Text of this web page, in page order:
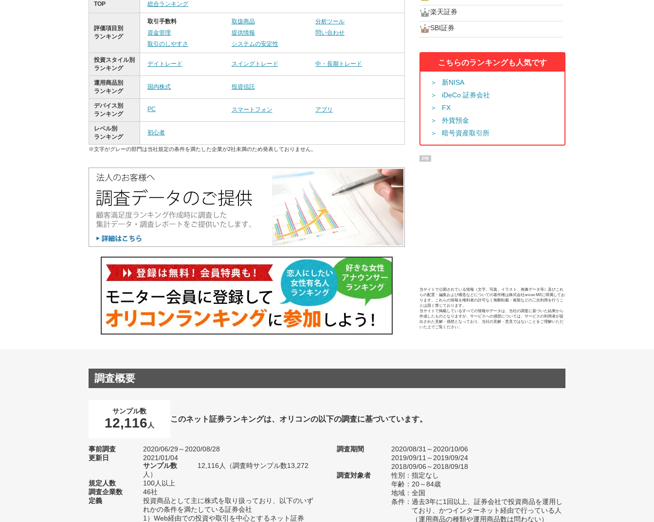
TOP 総合ランキング
評価項目別
ランキング
取引手数料 取扱商品
分析ツール
資金管理
提供情報
問い合わせ
取引のしやすさ
システムの安定性
投資スタイル別
ランキング
デイトレード スイングトレード 中・長期トレード
運用商品別
ランキング
国内株式 投資信託
デバイス別
ランキング
PC スマートフォン アプリ
レベル別
ランキング
初心者
※文字がグレーの部門は当社規定の条件を満たした企業が2社未満のため発表しておりません。
楽天証券
SBI証券
こちらのランキングも人気です
新NISA
iDeCo 証券会社
FX
外貨預金
暗号資産取引所
PR
当サイトで公開されている情報（文字、写真、イラスト、画像データ等）及びこれ
らの配置・編集および構造などについての著作権は株式会社oricon MEに帰属してお
ります。これらの情報を権利者の許可なく無断転載・複製などの二次利用を行うこ
とは固く禁じております。
当サイトで掲載しているすべての情報やデータは、当社の調査に基づいた結果から
作成したものとなりますが、サービスへの感想については、サービスの利用者が提
出された見解・感想となっており、当社の見解・意見ではないことをご理解いただ
いた上でご覧ください。
調査概要
サンプル数
12,116 人
このネット証券ランキングは、オリコンの以下の調査に基づいています。
事前調査
2020/06/29～2020/08/28
更新日
2021/01/04
サンプル数
12,116人（調査時サンプル数13,272
人）
規定人数
100人以上
調査企業数
46社
定義
投資商品として主に株式を取り扱っており、以下のいず
れかの条件を満たしている証券会社
1）Web経由での投資や取引を中心とするネット証券
調査期間
2020/08/31～2020/10/06
2019/09/11～2019/09/24
2018/09/06～2018/09/18
調査対象者
性別：指定なし
年齢：20～84歳
地域：全国
条件：過去3年に1回以上、証券会社で投資商品を運用し
ており、かつインターネット経由で行っている人
（運用商品の種類や運用商品数は問わない）